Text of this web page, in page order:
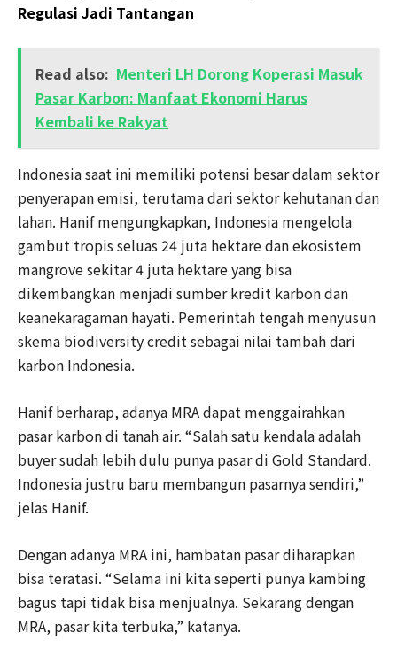
Regulasi Jadi Tantangan
Read also: Menteri LH Dorong Koperasi Masuk
Pasar Karbon: Manfaat Ekonomi Harus
Kembali ke Rakyat
Indonesia saat ini memiliki potensi besar dalam sektor
penyerapan emisi, terutama dari sektor kehutanan dan
lahan. Hanif mengungkapkan, Indonesia mengelola
gambut tropis seluas 24 juta hektare dan ekosistem
mangrove sekitar 4 juta hektare yang bisa
dikembangkan menjadi sumber kredit karbon dan
keanekaragaman hayati. Pemerintah tengah menyusun
skema biodiversity credit sebagai nilai tambah dari
karbon Indonesia.
Hanif berharap, adanya MRA dapat menggairahkan
pasar karbon di tanah air. “Salah satu kendala adalah
buyer sudah lebih dulu punya pasar di Gold Standard.
Indonesia justru baru membangun pasarnya sendiri,”
jelas Hanif.
Dengan adanya MRA ini, hambatan pasar diharapkan
bisa teratasi. “Selama ini kita seperti punya kambing
bagus tapi tidak bisa menjualnya. Sekarang dengan
MRA, pasar kita terbuka,” katanya.